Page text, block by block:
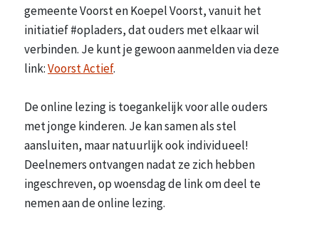
gemeente Voorst en Koepel Voorst, vanuit het
initiatief #opladers, dat ouders met elkaar wil
verbinden. Je kunt je gewoon aanmelden via deze
link:Voorst Actief.
De online lezing is toegankelijk voor alle ouders
met jonge kinderen. Je kan samen als stel
aansluiten, maar natuurlijk ook individueel!
Deelnemers ontvangen nadat ze zich hebben
ingeschreven, op woensdag de link om deel te
nemen aan de online lezing.